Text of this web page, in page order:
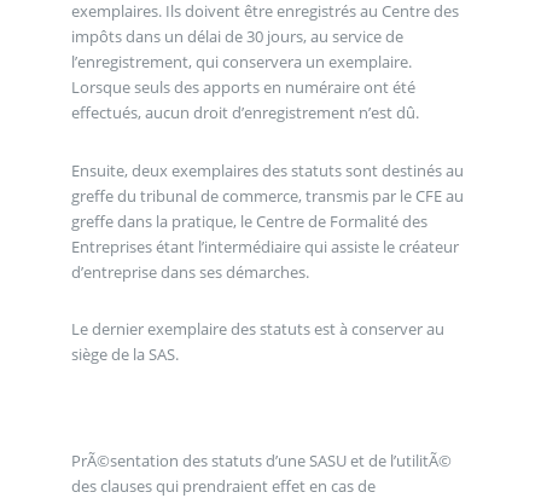
exemplaires. Ils doivent être enregistrés au Centre des
impôts dans un délai de 30 jours, au service de
l’enregistrement, qui conservera un exemplaire.
Lorsque seuls des apports en numéraire ont été
effectués, aucun droit d’enregistrement n’est dû.
Ensuite, deux exemplaires des statuts sont destinés au
greffe du tribunal de commerce, transmis par le CFE au
greffe dans la pratique, le Centre de Formalité des
Entreprises étant l’intermédiaire qui assiste le créateur
d’entreprise dans ses démarches.
Le dernier exemplaire des statuts est à conserver au
siège de la SAS.
PrÃ©sentation des statuts d’une SASU et de l’utilitÃ©
des clauses qui prendraient effet en cas de